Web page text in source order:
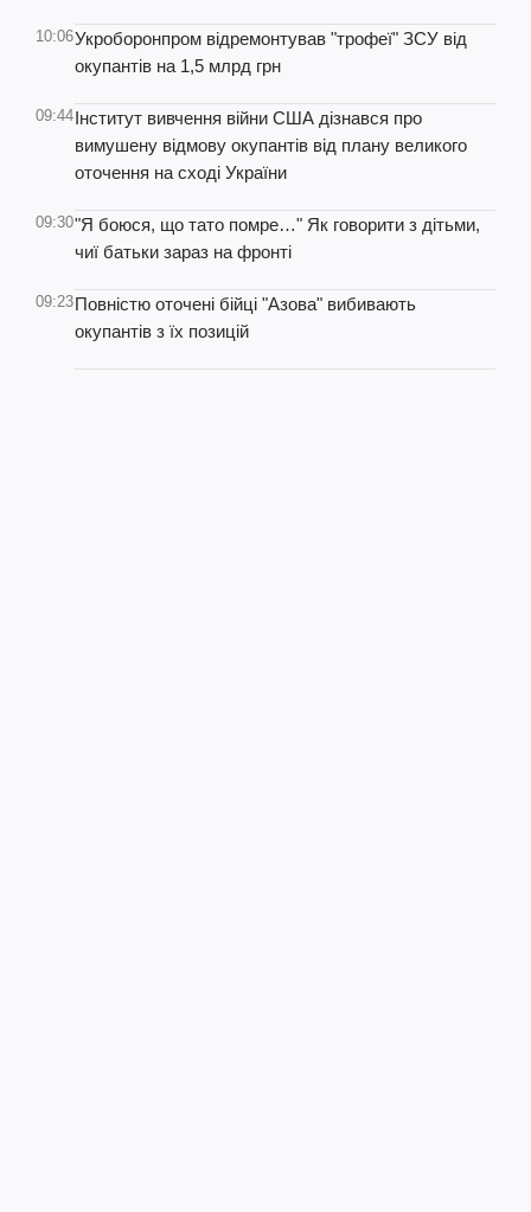
10:06Укроборонпром відремонтував "трофеї" ЗСУ від
окупантів на 1,5 млрд грн
09:44Інститут вивчення війни США дізнався про
вимушену відмову окупантів від плану великого
оточення на сході України
09:30"Я боюся, що тато помре…" Як говорити з дітьми,
чиї батьки зараз на фронті
09:23Повністю оточені бійці "Азова" вибивають
окупантів з їх позицій